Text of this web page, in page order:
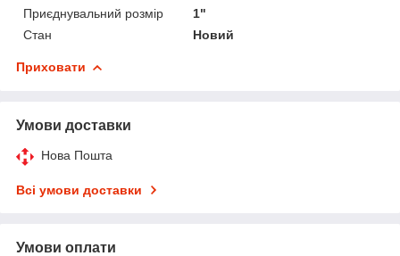
Приєднувальний розмір
1"
Стан
Новий
Приховати
Умови доставки
Нова Пошта
Всі умови доставки
Умови оплати